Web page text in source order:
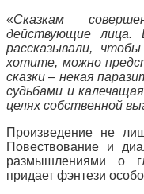
«Сказкам
действующие
рассказывали,
хотите, можно
сказки – некая
судьбами и
целях собственной
Произведение не
Повествование и
размышлениями о
придает фэнтези